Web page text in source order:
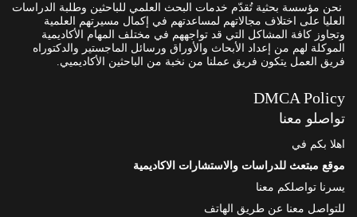
نحن مؤسسة بحثية تُقدّم خدمات البحث العلمي للباحثين وطلبة الدراسات
العليا على اختلاف مجالاتهم لمساعدتهم في إكمال مسيرتهم العلمية
وتجاوز كافة المشاكل التي قد تواجههم في مختلف المهام الأكاديمية
الموكلة لهم من إعداد الأبحاث والأوراق ورسائل الماجستير والدكتوراه
فريق العمل يتكون فريق عملنا من نخبة من الباحثين الأكاديميي.
DMCA Policy
تواصلو معنا
اهلا بكم في
موقع مبتعث للدراسات والاستشارات الاكاديمية
يسرنا تواصلكم معنا
للتواصل معنا عن طريق الهاتف